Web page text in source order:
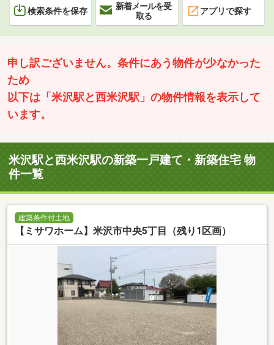
検索条件を保存
新着メールを受
取る
アプリで探す
申し訳ございません。条件にあう物件が少なかった
ため
以下は「米沢駅と西米沢駅」の物件情報を表示して
います。
米沢駅と西米沢駅の新築一戸建て・新築住宅 物
件一覧
建築条件付土地
【ミサワホーム】米沢市中央5丁目（残り1区画）